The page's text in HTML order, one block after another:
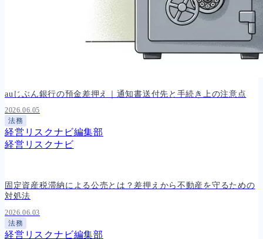
auじぶん銀行の預金差押え｜通知書送付先と手続き上の注意点
2026.06.05
法務
経営リスクナビ編集部
経営リスクナビ
固定資産税滞納による公売とは？差押えから不動産を守るための
対処法
2026.06.03
法務
経営リスクナビ編集部